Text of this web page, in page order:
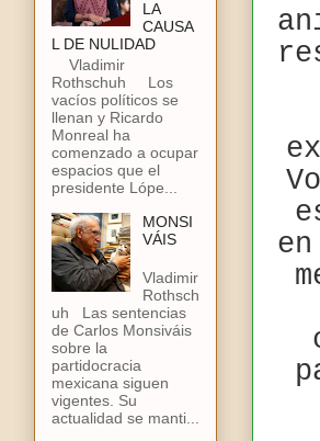
LA
CAUSA
L DE NULIDAD
Vladimir
Rothschuh Los
vacíos políticos se
llenan y Ricardo
Monreal ha
comenzado a ocupar
espacios que el
presidente Lópe...
MONSI
VÁIS
Vladimir
Rothsch
uh Las sentencias
de Carlos Monsiváis
sobre la
partidocracia
mexicana siguen
vigentes. Su
actualidad se manti...